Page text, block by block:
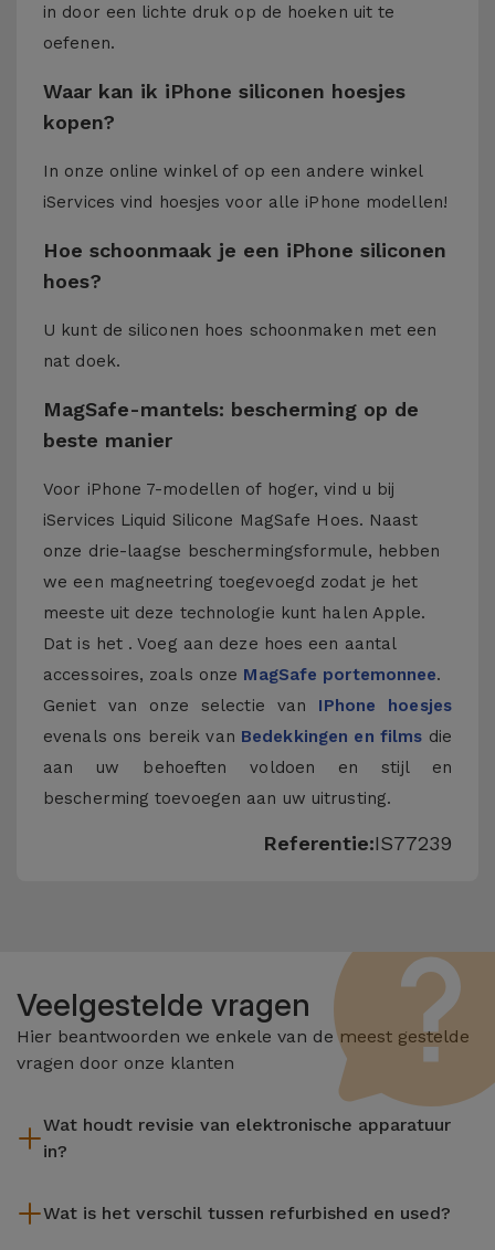
in door een lichte druk op de hoeken uit te
oefenen.
Waar kan ik iPhone siliconen hoesjes
kopen?
In onze online winkel of op een andere winkel
iServices vind hoesjes voor alle iPhone modellen!
Hoe schoonmaak je een iPhone siliconen
hoes?
U kunt de siliconen hoes schoonmaken met een
nat doek.
MagSafe-mantels: bescherming op de
beste manier
Voor iPhone 7-modellen of hoger, vind u bij
iServices Liquid Silicone MagSafe Hoes. Naast
onze drie-laagse beschermingsformule, hebben
we een magneetring toegevoegd zodat je het
meeste uit deze technologie kunt halen Apple.
Dat is het . Voeg aan deze hoes een aantal
accessoires, zoals onze MagSafe portemonnee.
Geniet van onze selectie van IPhone hoesjes
evenals ons bereik van Bedekkingen en films die
aan uw behoeften voldoen en stijl en
bescherming toevoegen aan uw uitrusting.
Referentie:IS77239
Veelgestelde vragen
Hier beantwoorden we enkele van de meest gestelde
vragen door onze klanten
Wat houdt revisie van elektronische apparatuur
in?
reiniging, en niet te vergeten het repareren van elk defect
Wat is het verschil tussen refurbished en used?